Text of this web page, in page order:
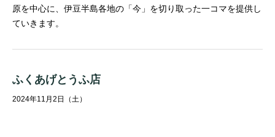
原を中心に、伊豆半島各地の「今」を切り取った一コマを提供し
ていきます。
ふくあげとうふ店
2024年11月2日（土）